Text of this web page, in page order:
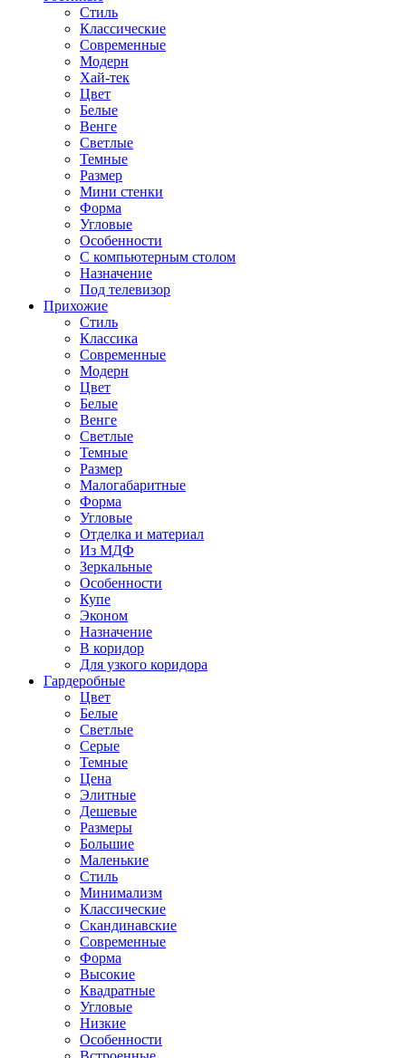
Стиль
Классические
Современные
Модерн
Хай-тек
Цвет
Белые
Венге
Светлые
Темные
Размер
Мини стенки
Форма
Угловые
Особенности
С компьютерным столом
Назначение
Под телевизор
Прихожие
Стиль
Классика
Современные
Модерн
Цвет
Белые
Венге
Светлые
Темные
Размер
Малогабаритные
Форма
Угловые
Отделка и материал
Из МДФ
Зеркальные
Особенности
Купе
Эконом
Назначение
В коридор
Для узкого коридора
Гардеробные
Цвет
Белые
Светлые
Серые
Темные
Цена
Элитные
Дешевые
Размеры
Большие
Маленькие
Стиль
Минимализм
Классические
Скандинавские
Современные
Форма
Высокие
Квадратные
Угловые
Низкие
Особенности